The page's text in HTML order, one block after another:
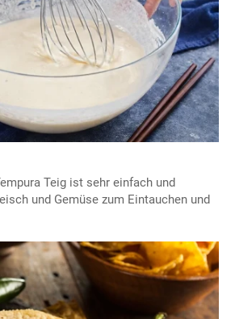
Teig ist sehr einfach und
und Gemüse zum Eintauchen und